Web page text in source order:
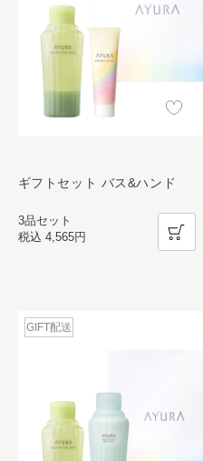
ギフトセット バス&ハンド
3品セット
税込 4,565円
GIFT配送